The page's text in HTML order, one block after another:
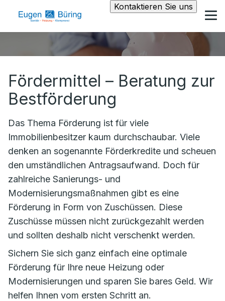
Kontaktieren Sie uns
Fördermittel – Beratung zur
Bestförderung
Das Thema Förderung ist für viele
Immobilienbesitzer kaum durchschaubar. Viele
denken an sogenannte Förderkredite und scheuen
den umständlichen Antragsaufwand. Doch für
zahlreiche Sanierungs- und
Modernisierungsmaßnahmen gibt es eine
Förderung in Form von Zuschüssen. Diese
Zuschüsse müssen nicht zurückgezahlt werden
und sollten deshalb nicht verschenkt werden.
Sichern Sie sich ganz einfach eine optimale
Förderung für Ihre neue Heizung oder
Modernisierungen und sparen Sie bares Geld. Wir
helfen Ihnen vom ersten Schritt an.